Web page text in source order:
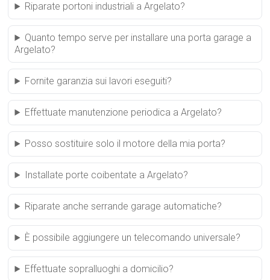
Riparate portoni industriali a Argelato?
Quanto tempo serve per installare una porta garage a
Argelato?
Fornite garanzia sui lavori eseguiti?
Effettuate manutenzione periodica a Argelato?
Posso sostituire solo il motore della mia porta?
Installate porte coibentate a Argelato?
Riparate anche serrande garage automatiche?
È possibile aggiungere un telecomando universale?
Effettuate sopralluoghi a domicilio?